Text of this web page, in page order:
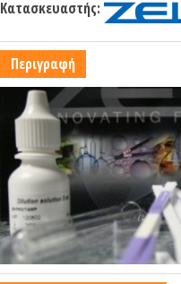
Κατασκευαστής:
Περιγραφή